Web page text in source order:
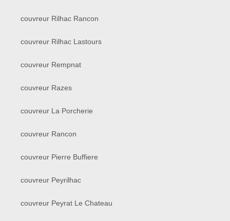
couvreur Rilhac Rancon
couvreur Rilhac Lastours
couvreur Rempnat
couvreur Razes
couvreur La Porcherie
couvreur Rancon
couvreur Pierre Buffiere
couvreur Peyrilhac
couvreur Peyrat Le Chateau